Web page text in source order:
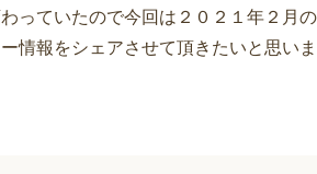
わっていたので今回は２０２１年２月